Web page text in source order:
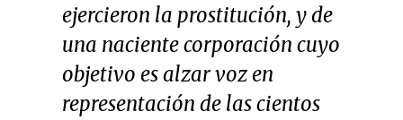
ejercieron la prostitución, y de
una naciente corporación cuyo
objetivo es alzar voz en
representación de las cientos